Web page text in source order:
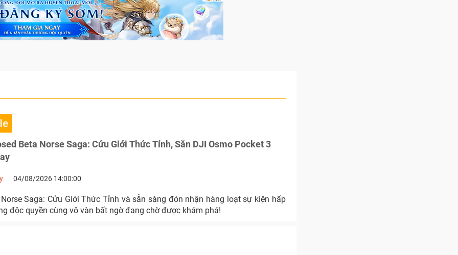
Beta Norse Saga: Cửu Giới Thức Tỉnh, Săn DJI Osmo Pocket 3
04/08/2026 14:00:00
Saga: Cửu Giới Thức Tỉnh và sẵn sàng đón nhận hàng loạt sự kiện hấp
độc quyền cùng vô vàn bất ngờ đang chờ được khám phá!